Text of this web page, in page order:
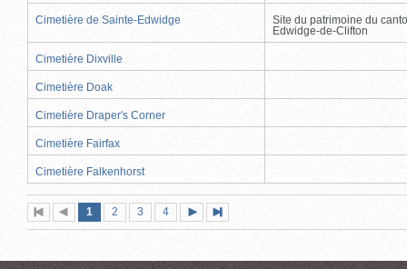
Cimetière de Sainte-Edwidge
Site du patrimoine du
Edwidge-de-Clifton
Cimetière Dixville
Cimetière Doak
Cimetière Draper's Corner
Cimetière Fairfax
Cimetière Falkenhorst
Première
page
Page
précédente
Page
1 (page
actuelle)
Page
2 Page
3 Page
4
suivante
page